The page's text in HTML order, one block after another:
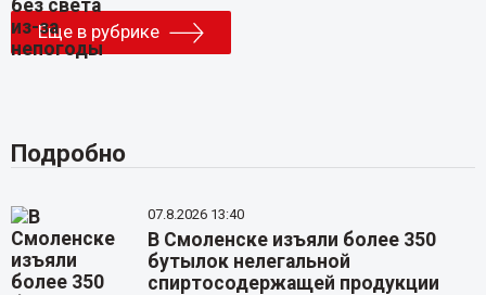
Еще в рубрике
Подробно
07.8.2026 13:40
В Смоленске изъяли более 350
бутылок нелегальной
спиртосодержащей продукции